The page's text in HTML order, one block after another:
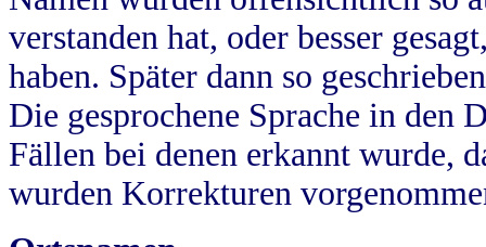
verstanden hat, oder besser
haben. Später dann so
Die gesprochene Sprache in
Fällen bei denen erkannt wurde,
wurden Korrekturen